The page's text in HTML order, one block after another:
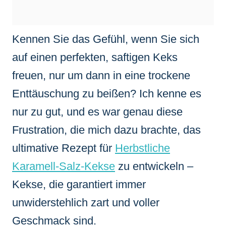
Kennen Sie das Gefühl, wenn Sie sich
auf einen perfekten, saftigen Keks
freuen, nur um dann in eine trockene
Enttäuschung zu beißen? Ich kenne es
nur zu gut, und es war genau diese
Frustration, die mich dazu brachte, das
ultimative Rezept für Herbstliche
Karamell-Salz-Kekse zu entwickeln –
Kekse, die garantiert immer
unwiderstehlich zart und voller
Geschmack sind.